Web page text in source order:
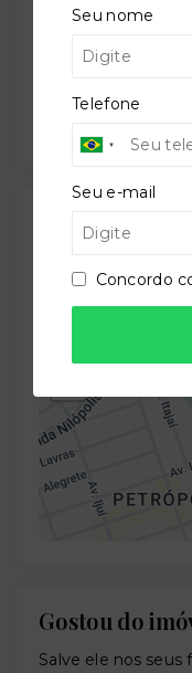
Previsão de
30/12/2026
Localização
Gostou do
Salve ele nos
Seu nome
Telefone
Seu e-mail
Concordo